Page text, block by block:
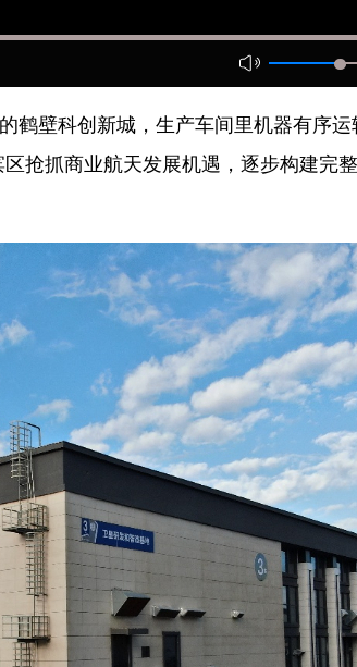
壁科创新城，生产车间里机器有序
抢抓商业航天发展机遇，逐步构建完